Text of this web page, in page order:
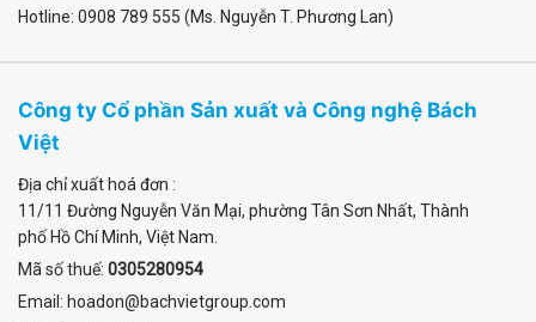
Hotline: 0908 789 555 (Ms. Nguyễn T. Phương Lan)
Công ty Cổ phần Sản xuất và Công nghệ Bách
Việt
Địa chỉ xuất hoá đơn :
11/11 Đường Nguyễn Văn Mại, phường Tân Sơn Nhất, Thành
phố Hồ Chí Minh, Việt Nam.
Mã số thuế: 0305280954
Email: hoadon@bachvietgroup.com